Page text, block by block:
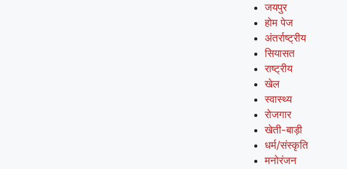
जयपुर
होम पेज
अंतर्राष्ट्रीय
सियासत
राष्ट्रीय
खेल
स्वास्थ्य
रोजगार
खेती-बाड़ी
धर्म/संस्कृति
मनोरंजन